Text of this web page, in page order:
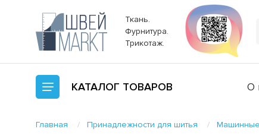
Ткань.
Фурнитура.
Трикотаж.
КАТАЛОГ ТОВАРОВ О
Главная Принадлежности для шитья Машинные